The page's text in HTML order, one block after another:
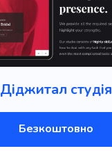
Діджитал студія
Безкоштовно